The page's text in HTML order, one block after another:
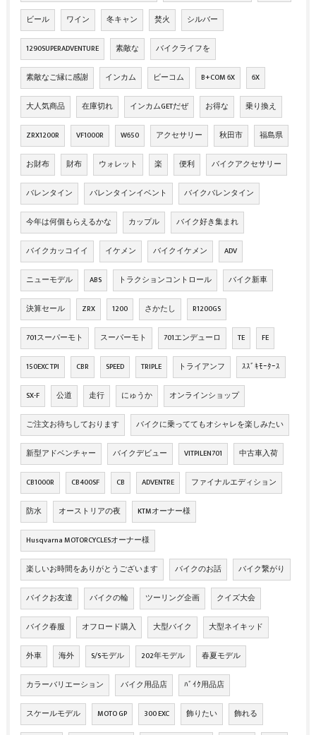
ビール ワイン 冬キャン 焚火 シルバー
1290SUPERADVENTURE 素敵な バイクライフを
素敵なご縁に感謝 インカム ビーコム B+COM 6X 6X
大人気商品 在庫切れ インカムGETだぜ お得な 乗り換え
ZRX1200R VF1000R W650 アクセサリー 秋田市 福島県
お財布 財布 ウォレット 楽 便利 バイクアクセサリー
バレンタイン バレンタインイベント バイクバレンタイン
今年は何個もらえるかな カップル バイク好き集まれ
バイクカッコイイ イケメン バイクイケメン ADV
ニューモデル ABS トラクションコントロール バイク新車
決算セール ZRX 1200 さかたし R1200GS
701スーパーモト スーパーモト 701エンデューロ TE FE
150EXC TPI CBR SPEED TRIPLE トライアンフ ｽｽﾞｷﾓｰﾀｰｽ
SX-F 公道 走行 にゅうか オンラインショップ
ご注文お待ちしております バイクに乗っててもオシャレを楽しみたい
新型アドベンチャー バイクデビュー VITPILEN701 中古車入荷
CB1000R CB400SF CB ADVENTRE ファイナルエディション
防水 オーストリアの夜 KTMオーナー様
Husqvarna MOTORCYCLESオーナー様
楽しいお時間をありがとうございます バイクのお話 バイク繋がり
バイクお友達 バイクの輪 ツーリング企画 クイズ大会
バイク春服 オフロード購入 大型バイク 大型ネイキッド
外車 海外 S/Sモデル 202年モデル 春夏モデル
カラーバリエーション バイク用品店 ﾊﾞｲｸ用品店
スケールモデル MOTO GP 300 EXC 飾りたい 飾れる